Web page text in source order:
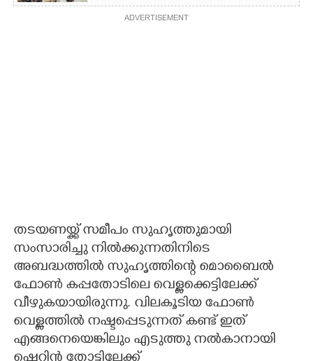
ADVERTISEMENT
തടയണയ്ക്ക് സമീപം സുഹൃത്തുമായി
സംസാരിച്ചു നില്‍ക്കുന്നതിനിടെ
അബദ്ധത്തില്‍ സുഹൃത്തിന്റെ മൊബൈല്‍
ഫോണ്‍ കപ്പതോടിലെ വെള്ളക്കെട്ടിലേക്ക്
വീഴുകയായിരുന്നു. വിലകൂടിയ ഫോണ്‍
വെള്ളത്തില്‍ നഷ്ടപ്പെടുന്നത് കണ്ട് ഇത്
എങ്ങനെയെങ്കിലും എടുത്തു നല്‍കാനായി